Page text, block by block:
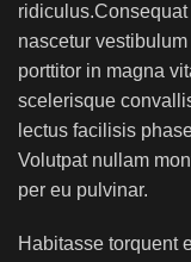
ridiculus.
nascetur
porttitor in magna
scelerisque
lectus facilisis
Volutpat nullam
per eu pulvinar.
Habitasse torquent